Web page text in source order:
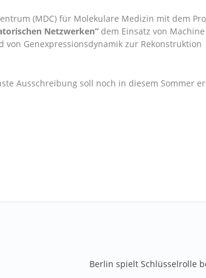
(MDC) für Molekulare Medizin mit dem
Netzwerken“ dem Einsatz von
Genexpressionsdynamik zur Rekonstruktion
Ausschreibung soll noch in diesem Sommer
Berlin spielt Schlüsselrolle